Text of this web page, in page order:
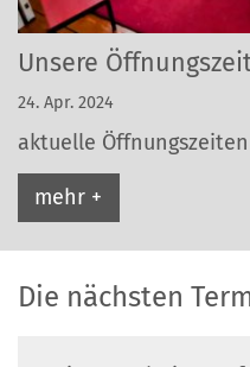
Unsere
24. Apr. 2024
aktuelle Öffnungszeiten
mehr +
Die nächsten